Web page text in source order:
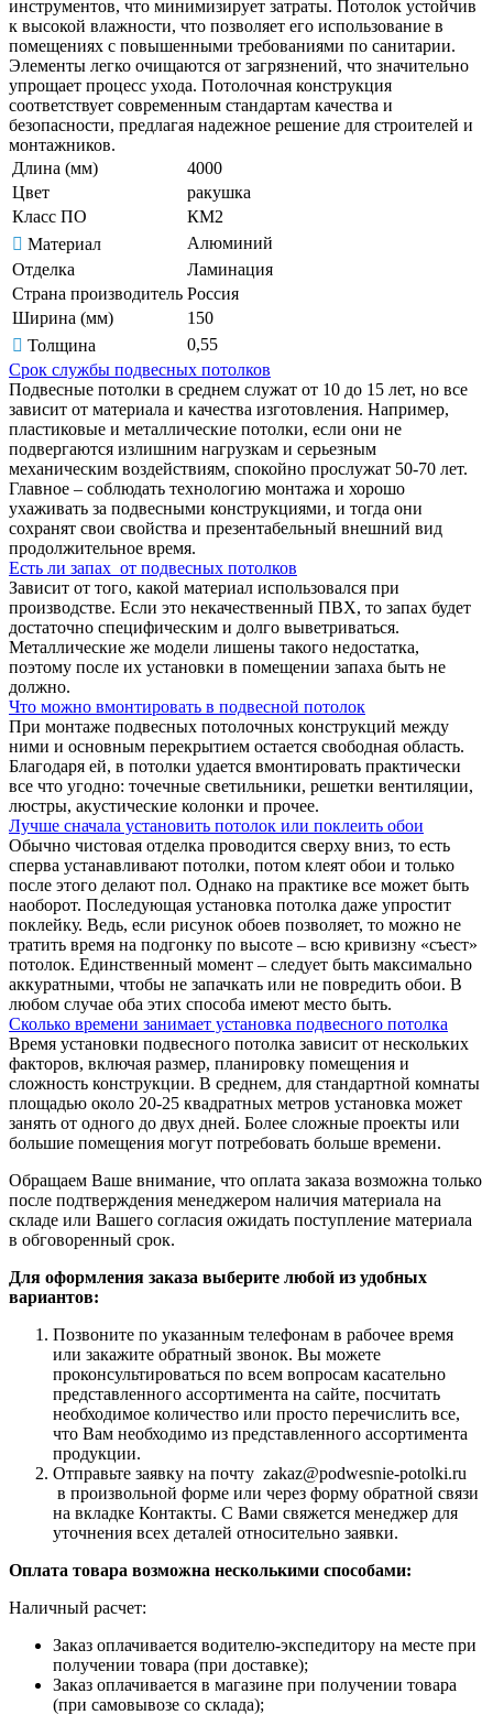
инструментов, что минимизирует затраты. Потолок устойчив
к высокой влажности, что позволяет его использование в
помещениях с повышенными требованиями по санитарии.
Элементы легко очищаются от загрязнений, что значительно
упрощает процесс ухода. Потолочная конструкция
соответствует современным стандартам качества и
безопасности, предлагая надежное решение для строителей и
монтажников.
Длина (мм)
4000
Цвет
ракушка
Класс ПО
КМ2
Материал
Алюминий
Отделка
Ламинация
Страна производитель Россия
Ширина (мм)
150
Толщина
0,55
Срок службы подвесных потолков
Подвесные потолки в среднем служат от 10 до 15 лет, но все
зависит от материала и качества изготовления. Например,
пластиковые и металлические потолки, если они не
подвергаются излишним нагрузкам и серьезным
механическим воздействиям, спокойно прослужат 50-70 лет.
Главное – соблюдать технологию монтажа и хорошо
ухаживать за подвесными конструкциями, и тогда они
сохранят свои свойства и презентабельный внешний вид
продолжительное время.
Есть ли запах от подвесных потолков
Зависит от того, какой материал использовался при
производстве. Если это некачественный ПВХ, то запах будет
достаточно специфическим и долго выветриваться.
Металлические же модели лишены такого недостатка,
поэтому после их установки в помещении запаха быть не
должно.
Что можно вмонтировать в подвесной потолок
При монтаже подвесных потолочных конструкций между
ними и основным перекрытием остается свободная область.
Благодаря ей, в потолки удается вмонтировать практически
все что угодно: точечные светильники, решетки вентиляции,
люстры, акустические колонки и прочее.
Лучше сначала установить потолок или поклеить обои
Обычно чистовая отделка проводится сверху вниз, то есть
сперва устанавливают потолки, потом клеят обои и только
после этого делают пол. Однако на практике все может быть
наоборот. Последующая установка потолка даже упростит
поклейку. Ведь, если рисунок обоев позволяет, то можно не
тратить время на подгонку по высоте – всю кривизну «съест»
потолок. Единственный момент – следует быть максимально
аккуратными, чтобы не запачкать или не повредить обои. В
любом случае оба этих способа имеют место быть.
Сколько времени занимает установка подвесного потолка
Время установки подвесного потолка зависит от нескольких
факторов, включая размер, планировку помещения и
сложность конструкции. В среднем, для стандартной комнаты
площадью около 20-25 квадратных метров установка может
занять от одного до двух дней. Более сложные проекты или
большие помещения могут потребовать больше времени.
Обращаем Ваше внимание, что оплата заказа возможна только
после подтверждения менеджером наличия материала на
складе или Вашего согласия ожидать поступление материала
в обговоренный срок.
Для оформления заказа выберите любой из удобных
вариантов:
Позвоните по указанным телефонам в рабочее время
или закажите обратный звонок. Вы можете
проконсультироваться по всем вопросам касательно
представленного ассортимента на сайте, посчитать
необходимое количество или просто перечислить все,
что Вам необходимо из представленного ассортимента
продукции.
Отправьте заявку на почту zakaz@podwesnie-potolki.ru
в произвольной форме или через форму обратной связи
на вкладке Контакты. С Вами свяжется менеджер для
уточнения всех деталей относительно заявки.
Оплата товара возможна несколькими способами:
Наличный расчет:
Заказ оплачивается водителю-экспедитору на месте при
получении товара (при доставке);
Заказ оплачивается в магазине при получении товара
(при самовывозе со склада);